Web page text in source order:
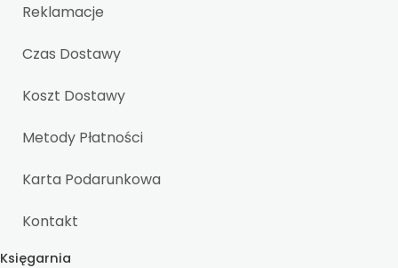
Reklamacje
Czas Dostawy
Koszt Dostawy
Metody Płatności
Karta Podarunkowa
Kontakt
Księgarnia